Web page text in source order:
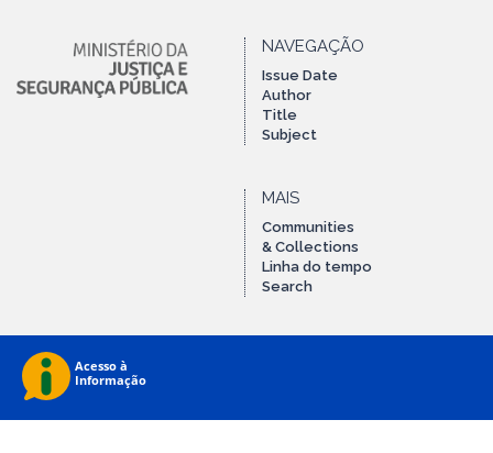
NAVEGAÇÃO
Issue Date
Author
Title
Subject
MAIS
Communities
& Collections
Linha do tempo
Search